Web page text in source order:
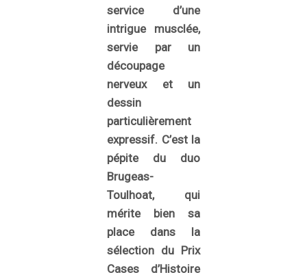
service d’une
intrigue musclée,
servie par un
découpage
nerveux et un
dessin
particulièrement
expressif. C’est la
pépite du duo
Brugeas-
Toulhoat, qui
mérite bien sa
place dans la
sélection du Prix
Cases d’Histoire